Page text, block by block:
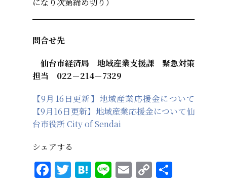
になり次第締め切り）
問合せ先
仙台市経済局 地域産業支援課 緊急対策
担当 022－214－7329
【9月16日更新】地域産業応援金について
【9月16日更新】地域産業応援金について仙
台市役所 City of Sendai
シェアする
F T H Li E C